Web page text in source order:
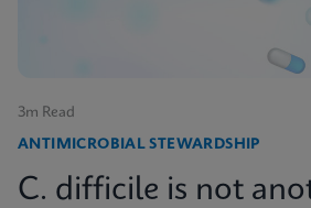
3m Read
ANTIMICROBIAL STEWARDSHIP
C. difficile is not